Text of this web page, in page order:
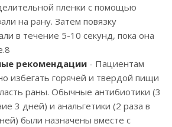
пленки с помощью
на рану. Затем повязку
в течение 5-10 секунд, пока она
рекомендации - Пациентам
избегать горячей и твердой пищи
раны. Обычные антибиотики (3
3 дней) и анальгетики (2 раза в
были назначены вместе с